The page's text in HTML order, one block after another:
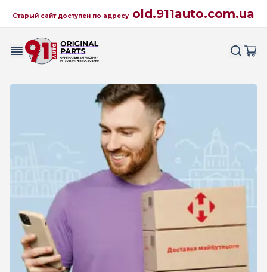
Старый сайт доступен по адресу old.911auto.com.ua